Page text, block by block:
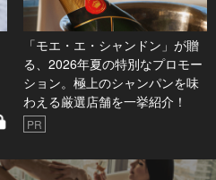
「モエ・エ・シャンドン」が贈
る、2026年夏の特別なプロモー
ション。極上のシャンパンを味
わえる厳選店舗を一挙紹介！
PR